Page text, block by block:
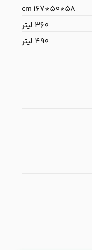
58*50*167 cm
360 لیتر
490 لیتر